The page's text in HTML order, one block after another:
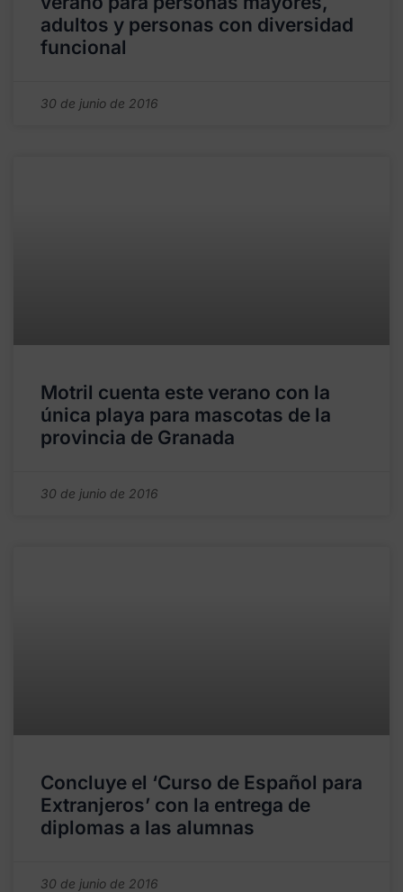
adultos y personas con diversidad
funcional
30 de junio de 2016
Motril cuenta este verano con la
única playa para mascotas de la
provincia de Granada
30 de junio de 2016
Concluye el ‘Curso de Español para
Extranjeros’ con la entrega de
diplomas a las alumnas
30 de junio de 2016